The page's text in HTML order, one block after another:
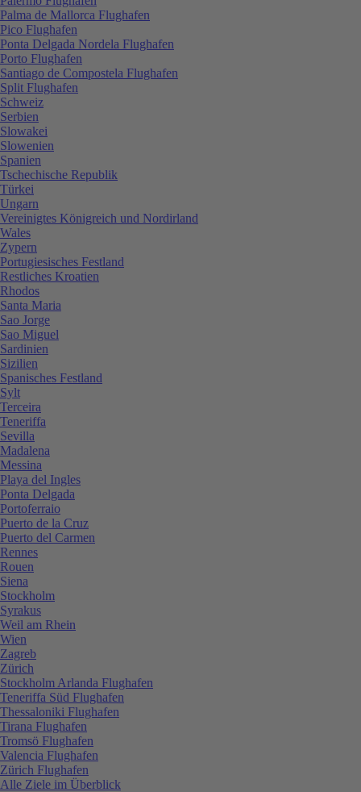
Palma de Mallorca Flughafen
Pico Flughafen
Ponta Delgada Nordela Flughafen
Porto Flughafen
Santiago de Compostela Flughafen
Split Flughafen
Schweiz
Serbien
Slowakei
Slowenien
Spanien
Tschechische Republik
Türkei
Ungarn
Vereinigtes Königreich und Nordirland
Wales
Zypern
Portugiesisches Festland
Restliches Kroatien
Rhodos
Santa Maria
Sao Jorge
Sao Miguel
Sardinien
Sizilien
Spanisches Festland
Sylt
Terceira
Teneriffa
Sevilla
Madalena
Messina
Playa del Ingles
Ponta Delgada
Portoferraio
Puerto de la Cruz
Puerto del Carmen
Rennes
Rouen
Siena
Stockholm
Syrakus
Weil am Rhein
Wien
Zagreb
Zürich
Stockholm Arlanda Flughafen
Teneriffa Süd Flughafen
Thessaloniki Flughafen
Tirana Flughafen
Tromsö Flughafen
Valencia Flughafen
Zürich Flughafen
Alle Ziele im Überblick